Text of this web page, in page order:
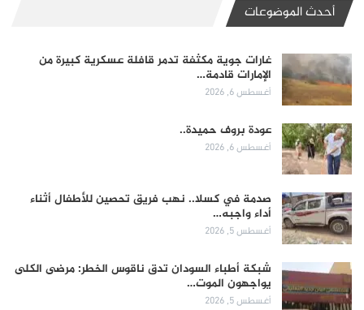
أحدث الموضوعات
غارات جوية مكثفة تدمر قافلة عسكرية كبيرة من
الإمارات قادمة…
أغسطس 6, 2026
عودة بروف حميدة..
أغسطس 6, 2026
صدمة في كسلا.. نهب فريق تحصين للأطفال أثناء
أداء واجبه…
أغسطس 5, 2026
شبكة أطباء السودان تدق ناقوس الخطر: مرضى الكلى
يواجهون الموت…
أغسطس 5, 2026